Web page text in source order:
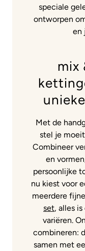
speciale
ontworpen
en
mix
Met de
stel je
Combineer
en
persoonlijke
nu kiest voor
meerdere
set, alles
variëren.
combineren:
samen met